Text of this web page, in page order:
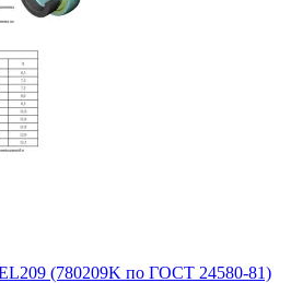
(780209K по ГОСТ 24580-81)